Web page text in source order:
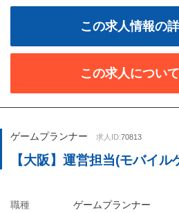
この求人情報の
この求人につい
ゲームプランナー 求人ID:70813
【大阪】運営担当(モバイル
職種 ゲームプランナー